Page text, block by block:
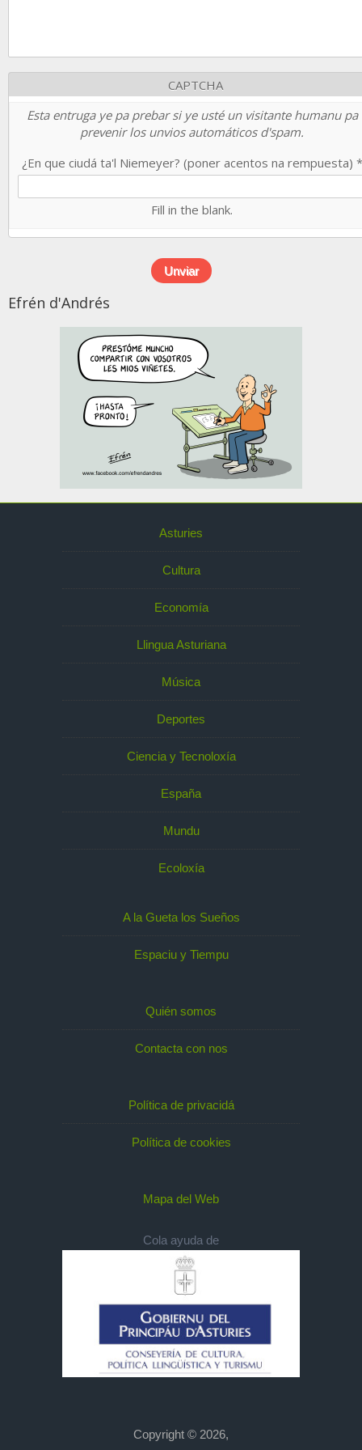
CAPTCHA
Esta entruga ye pa prebar si ye usté un visitante humanu pa
prevenir los unvios automáticos d'spam.
¿En que ciudá ta'l Niemeyer? (poner acentos na rempuesta) *
Fill in the blank.
Efrén d'Andrés
Asturies
Cultura
Economía
Llingua Asturiana
Música
Deportes
Ciencia y Tecnoloxía
España
Mundu
Ecoloxía
A la Gueta los Sueños
Espaciu y Tiempu
Quién somos
Contacta con nos
Política de privacidá
Política de cookies
Mapa del Web
Cola ayuda de
Copyright © 2026,